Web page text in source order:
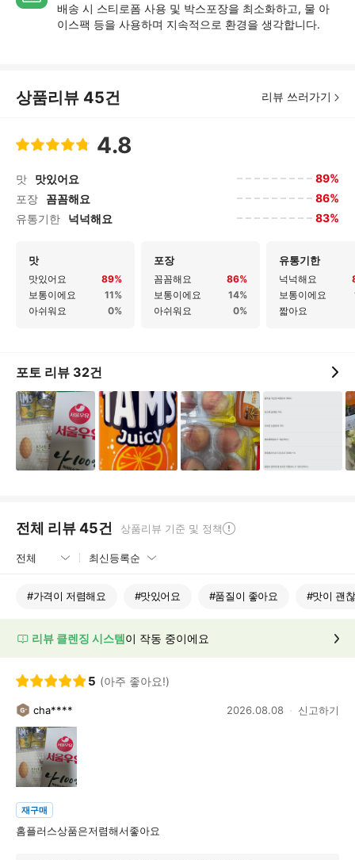
배송 시 스티로폼 사용 및 박스포장을 최소화하고, 물 아
이스팩 등을 사용하며 지속적으로 환경을 생각합니다.
상품리뷰 45건 리뷰 쓰러가기
4.8
맛 맛있어요
89%
포장
꼼꼼해요
86%
유통기한
넉넉해요 83%
맛
맛있어요
89%
보통이에요
11%
아쉬워요
0%
포장
꼼꼼해요
86%
보통이에요
14%
아쉬워요
0%
유통기한
넉넉해요
보통이에요
짧아요
포토 리뷰 32건
전체 리뷰45건 상품리뷰 기준 및 정책
#가격이 저렴해요 #맛있어요 #품질이 좋아요 #맛이 괜
리뷰 클렌징 시스템이 작동 중이에요
5 (아주 좋아요!)
cha**** 2026.08.08 신고하기
재구매
홈플러스상품은저렴해서좋아요